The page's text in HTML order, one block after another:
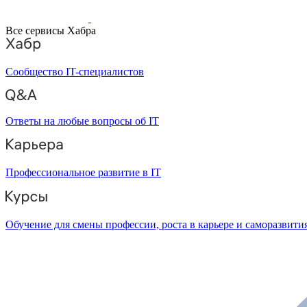
Все сервисы Хабра
Сообщество IT-специалистов
Ответы на любые вопросы об IT
Профессиональное развитие в IT
Обучение для смены профессии, роста в карьере и